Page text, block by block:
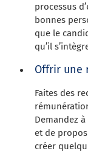
processus
bonnes
que le
qu’il
Offrir une
Faites des
Demandez
et de
créer